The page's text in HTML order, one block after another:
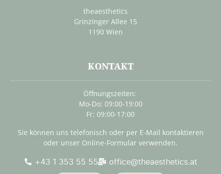
theaesthetics
Grinzinger Allee 15
1190 Wien
KONTAKT
Öffnungszeiten:
Mo-Do: 09:00-19:00
Fr: 09:00-17:00
Sie können uns telefonisch oder per E-Mail kontaktieren
oder unser Online-Formular verwenden.
+43 1 353 55 55 office@theaesthetics.at